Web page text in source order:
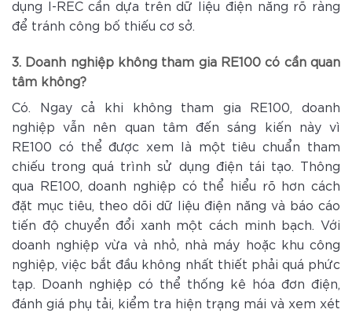
dụng I-REC cần dựa trên dữ liệu điện năng rõ ràng
để tránh công bố thiếu cơ sở.
3. Doanh nghiệp không tham gia RE100 có cần quan
tâm không?
Có. Ngay cả khi không tham gia RE100, doanh
nghiệp vẫn nên quan tâm đến sáng kiến này vì
RE100 có thể được xem là một tiêu chuẩn tham
chiếu trong quá trình sử dụng điện tái tạo. Thông
qua RE100, doanh nghiệp có thể hiểu rõ hơn cách
đặt mục tiêu, theo dõi dữ liệu điện năng và báo cáo
tiến độ chuyển đổi xanh một cách minh bạch. Với
doanh nghiệp vừa và nhỏ, nhà máy hoặc khu công
nghiệp, việc bắt đầu không nhất thiết phải quá phức
tạp. Doanh nghiệp có thể thống kê hóa đơn điện,
đánh giá phụ tải, kiểm tra hiện trạng mái và xem xét